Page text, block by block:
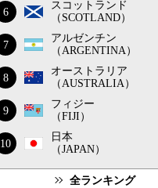
6
スコットランド
（SCOTLAND）
7
アルゼンチン
（ARGENTINA）
8
オーストラリア
（AUSTRALIA）
9
フィジー
（FIJI）
10
日本
（JAPAN）
全ランキング